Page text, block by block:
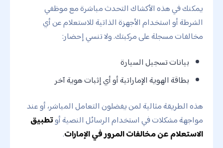
يمكنك في هذه الأكشاك التحدث مباشرة مع موظفي
الشرطة أو استخدام الأجهزة الذاتية للاستعلام عن أي
مخالفات مسجلة على مركبتك. ولا تنسي إحضار:
بيانات تسجيل السيارة
بطاقة الهوية الإماراتية أو أي إثبات هوية آخر
هذه الطريقة مثالية لمن يفضلون التعامل المباشر، أو عند
مواجهة مشكلات في استخدام الرسائل النصية أوتطبيق
الاستعلام عن مخالفات المرور في الإمارات.